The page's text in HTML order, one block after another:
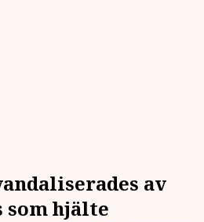
av
som hjälte